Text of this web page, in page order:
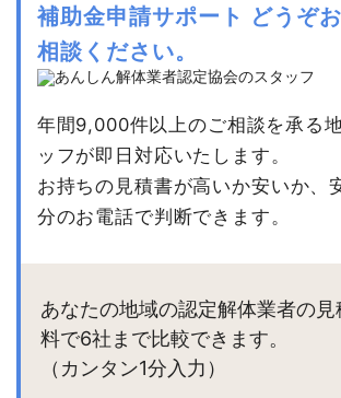
補助金申請サポート どうぞ
相談ください。
年間9,000件以上のご相談を承る
ッフが即日対応いたします。
お持ちの見積書が高いか安いか、
分のお電話で判断できます。
あなたの地域の認定解体業者の
料で6社まで比較できます。
（カンタン1分入力）